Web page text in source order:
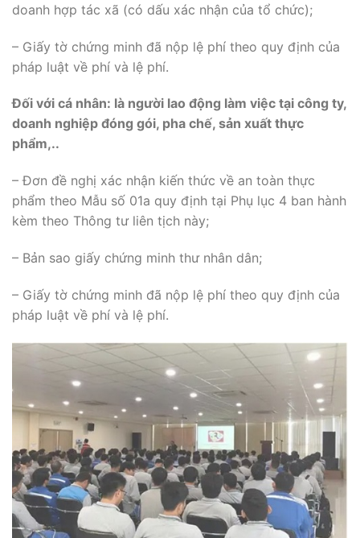
doanh hợp tác xã (có dấu xác nhận của tổ chức);
– Giấy tờ chứng minh đã nộp lệ phí theo quy định của
pháp luật về phí và lệ phí.
Đối với cá nhân: là người lao động làm việc tại công ty,
doanh nghiệp đóng gói, pha chế, sản xuất thực
phẩm,..
– Đơn đề nghị xác nhận kiến thức về an toàn thực
phẩm theo Mẫu số 01a quy định tại Phụ lục 4 ban hành
kèm theo Thông tư liên tịch này;
– Bản sao giấy chứng minh thư nhân dân;
– Giấy tờ chứng minh đã nộp lệ phí theo quy định của
pháp luật về phí và lệ phí.